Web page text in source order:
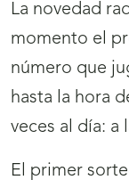
La novedad
momento el
número que
hasta la hora
veces al día: a
El primer